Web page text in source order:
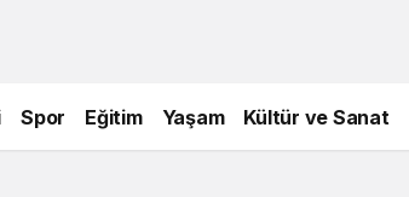
Spor Eğitim Yaşam Kültür ve Sanat